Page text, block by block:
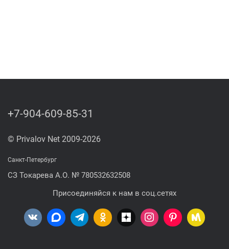
+7-904-609-85-31
© Privalov Net 2009-2026
Санкт-Петербург
СЗ Токарева А.О. № 780532632508
Присоединяйся к нам в соц.сетях